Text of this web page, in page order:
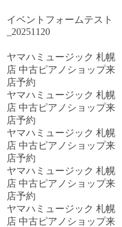
イベントフォームテスト
_20251120
ヤマハミュージック 札幌
店 中古ピアノショップ来
店予約
ヤマハミュージック 札幌
店 中古ピアノショップ来
店予約
ヤマハミュージック 札幌
店 中古ピアノショップ来
店予約
ヤマハミュージック 札幌
店 中古ピアノショップ来
店予約
ヤマハミュージック 札幌
店 中古ピアノショップ来